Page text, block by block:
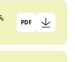
PDF